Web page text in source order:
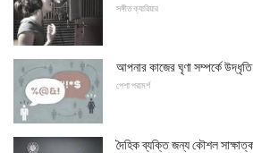
সঙ্গীত ক্যারিয়ার
আপনার কাজের ঘৃণা সম্পর্কে উদ্ধৃতি
পেশা পরামর্শ
দৈহিক ব্যক্তি জন্য কৌশল